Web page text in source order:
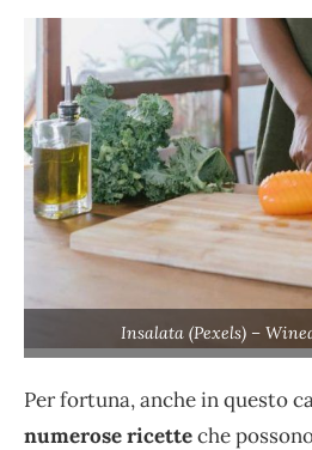
Insalata (Pexels) –
Per fortuna, anche in questo
numerose ricetteche